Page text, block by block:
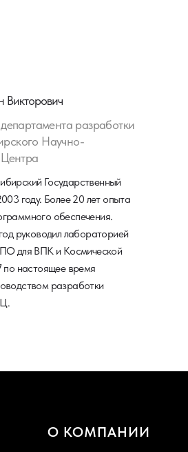
Викторович
Государственный
году. Более 20 лет опыта
обеспечения.
руководил лабораторией
для ВПК и Космической
по настоящее время
разработки
департамента разработки
Научно-
О КОМПАНИИ